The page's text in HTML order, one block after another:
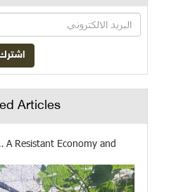
Articles
A Resistant Economy and